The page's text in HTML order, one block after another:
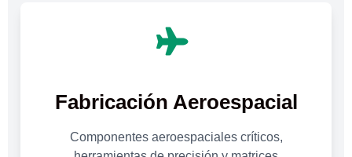
Fabricación Aeroespacial
Componentes aeroespaciales críticos,